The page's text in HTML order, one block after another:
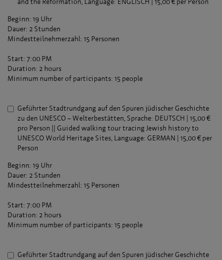
and the Reformation, Language: ENGLISCH | 15,00 € per Person
Beginn: 19 Uhr
Dauer: 2 Stunden
Mindestteilnehmerzahl: 15 Personen
Start: 7:00 PM
Duration: 2 hours
Minimum number of participants: 15 people
Geführter Stadtrundgang auf den Spuren jüdischer Geschichte
zu den UNESCO – Welterbestätten, Sprache: DEUTSCH | 15,00 €
pro Person || Guided walking tour tracing Jewish history to
UNESCO World Heritage Sites, Language: GERMAN | 15,00 € per
Person
Beginn: 19 Uhr
Dauer: 2 Stunden
Mindestteilnehmerzahl: 15 Personen
Start: 7:00 PM
Duration: 2 hours
Minimum number of participants: 15 people
Geführter Stadtrundgang auf den Spuren jüdischer Geschichte